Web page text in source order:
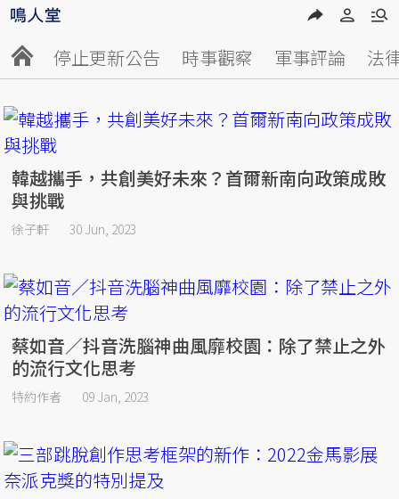
停止更新公告 時事觀察 軍事評論 法
韓越攜手，共創美好未來？首爾新南向政策成敗
與挑戰
徐子軒 30 Jun, 2023
蔡如音／抖音洗腦神曲風靡校園：除了禁止之外
的流行文化思考
特約作者 09 Jan, 2023